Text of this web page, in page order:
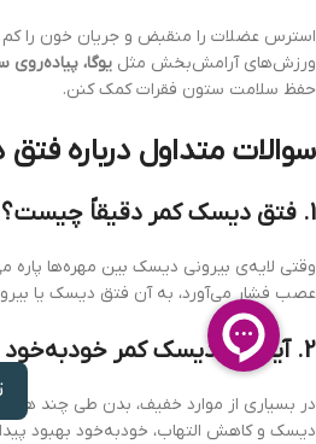
استرس عضلات را منقبض و جریان خون را
ورزش‌های آرامش‌بخش مثل یوگا،
حفظ سلامت ستون فقرات کمک کنن.
سوالات متداول درباره
1. فتق دیسک کمر دقیقاً چیست؟
وقتی لایه‌ی بیرونی دیسک بین مهره‌ها
عصب فشار می‌آورد، به آن فتق دیسک یا
2. آیا فتق دیسک کمر خودبه‌خود خوب می‌شود؟
در بسیاری از موارد خفیف، بدن طی چند
دیسک و کاهش التهاب، خودبه‌خود بهبود